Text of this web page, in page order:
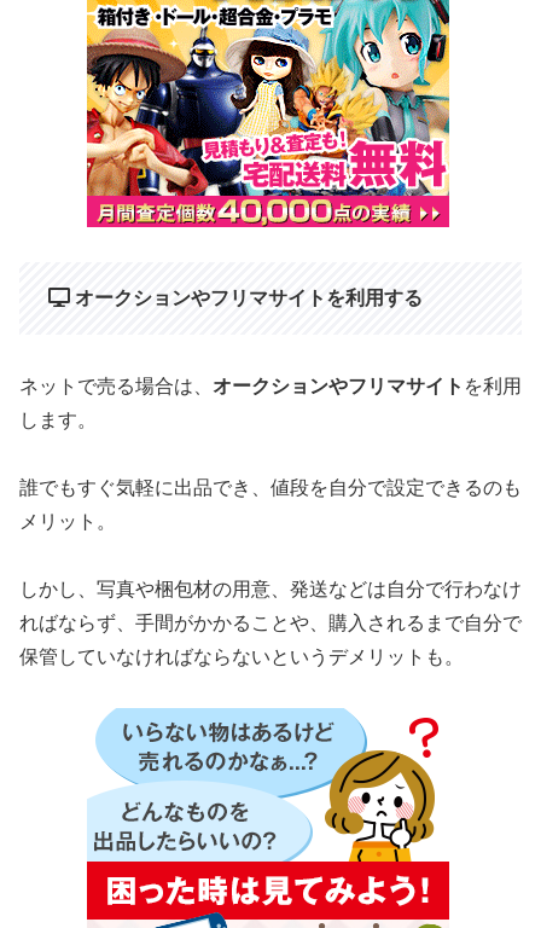
オークションやフリマサイトを利用する
ネットで売る場合は、 オークションやフリマサイト を利用
します。
誰でもすぐ気軽に出品でき、値段を自分で設定できるのも
メリット。
しかし、写真や梱包材の用意、発送などは自分で行わなけ
ればならず、手間がかかることや、購入されるまで自分で
保管していなければならないというデメリットも。